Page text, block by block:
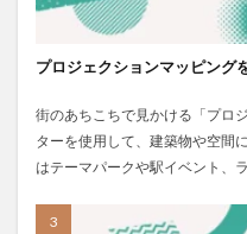
プロジェクションマッピング
街のあちこちで見かける「プロ
ターを使用して、建築物や空間
はテーマパークや駅イベント、